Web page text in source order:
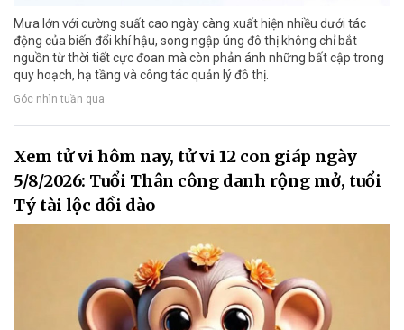
Mưa lớn với cường suất cao ngày càng xuất hiện nhiều dưới tác
động của biến đổi khí hậu, song ngập úng đô thị không chỉ bắt
nguồn từ thời tiết cực đoan mà còn phản ánh những bất cập trong
quy hoạch, hạ tầng và công tác quản lý đô thị.
Góc nhìn tuần qua
Xem tử vi hôm nay, tử vi 12 con giáp ngày
5/8/2026: Tuổi Thân công danh rộng mở, tuổi
Tý tài lộc dồi dào